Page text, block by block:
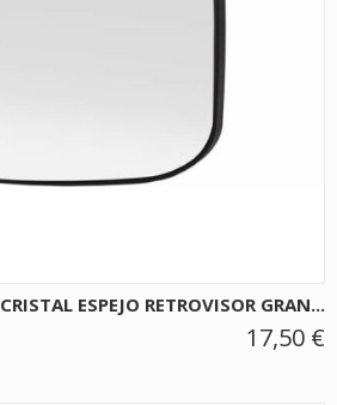
CRISTAL ESPEJO RETROVISOR GRAN...
17,50 €